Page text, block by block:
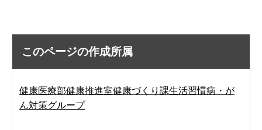
このページの作成所属
健康医療部健康推進室健康づくり課生活習慣病・が
ん対策グループ